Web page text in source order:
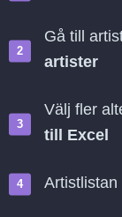
Gå till
artister
Välj fler
till Excel
Artistlistan